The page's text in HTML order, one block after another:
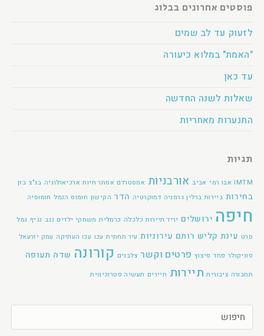
פוסטים אחרונים בבלוג
לזעוק עד לב שמים
"האמת" במלוא כיעורה
עד כאן
שאלות לשנה החדשה
התנערות מאחריות
תגיות
IMTM אבו רמי אביב אורבניות אמסטרדם אסתר חיות ארכיאולוגיה בג"צ בזן
בחירות ביירות ברלין גרמניה דמוקרטיה הדר הקישון חומוס הנמל חומוסיה
חיפה ירושלים יריד תיירות כלכלה כרמלית משחקי ילדים נגב נגיף נמל
סרט עינת קליש רותם עירוניות עיר תחתית עכו עכו העתיקה עמק יזרעאל
פוניקולר פחד פיצוץ פרטים וקשר צלבנים קורונה שדה תעופה
תחבורה ציבורית תיירות תיירים תעשיה פטרוכימית